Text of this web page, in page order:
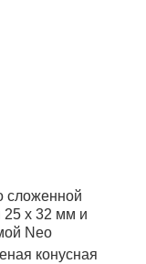
сложенной
25 x 32 мм и
Neo
конусная